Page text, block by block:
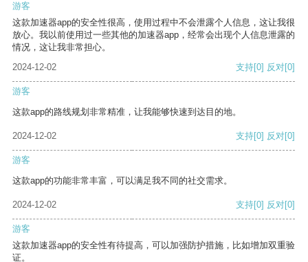
游客
这款加速器app的安全性很高，使用过程中不会泄露个人信息，这让我很
放心。我以前使用过一些其他的加速器app，经常会出现个人信息泄露的
情况，这让我非常担心。
2024-12-02
支持[0] 反对[0]
游客
这款app的路线规划非常精准，让我能够快速到达目的地。
2024-12-02 支持[0] 反对[0]
游客
这款app的功能非常丰富，可以满足我不同的社交需求。
2024-12-02 支持[0] 反对[0]
游客
这款加速器app的安全性有待提高，可以加强防护措施，比如增加双重验
证。